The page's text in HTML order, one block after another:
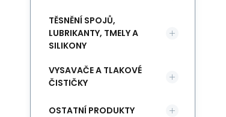
TĚSNĚNÍ SPOJŮ,
LUBRIKANTY, TMELY A
SILIKONY
VYSAVAČE A TLAKOVÉ
ČISTIČKY
OSTATNÍ PRODUKTY